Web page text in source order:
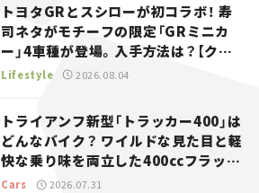
トヨタGRとスシローが初コラボ！ 寿
司ネタがモチーフの限定「GRミニカ
ー」4車種が登場。入手方法は？【クル
マとホビー】
Lifestyle 2026.08.04
トライアンフ新型「トラッカー400」は
どんなバイク？ ワイルドな見た目と軽
快な乗り味を両立した400ccフラット
トラッカー【試乗レビュー】
Cars 2026.07.31